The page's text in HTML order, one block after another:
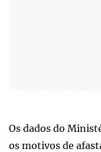
Os dados do
os motivos de